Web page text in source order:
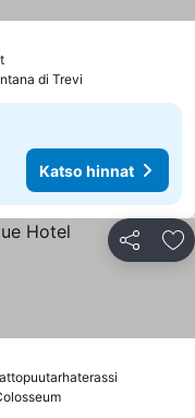
Katso hinnat
di Trevi
Katso hinnat
Jaa
hinnat